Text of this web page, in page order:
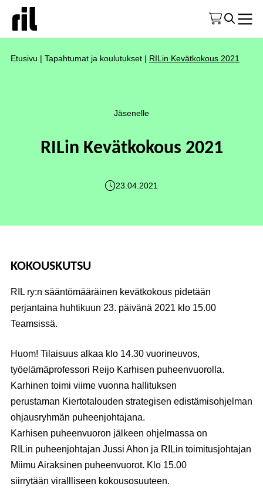
Etusivu | Tapahtumat ja koulutukset | RILin Kevätkokous 2021
Jäsenelle
RILin Kevätkokous 2021
23.04.2021
KOKOUSKUTSU
RIL ry:n sääntömääräinen kevätkokous pidetään
perjantaina huhtikuun 23. päivänä 2021 klo 15.00
Teamsissä.
Huom! Tilaisuus alkaa klo 14.30 vuorineuvos,
työelämäprofessori Reijo Karhisen puheenvuorolla.
Karhinen toimi viime vuonna hallituksen
perustaman Kiertotalouden strategisen edistämisohjelman
ohjausryhmän puheenjohtajana.
Karhisen puheenvuoron jälkeen ohjelmassa on
RILin puheenjohtajan Jussi Ahon ja RILin toimitusjohtajan
Miimu Airaksinen puheenvuorot. Klo 15.00
siirrytään virallliseen kokousosuuteen.